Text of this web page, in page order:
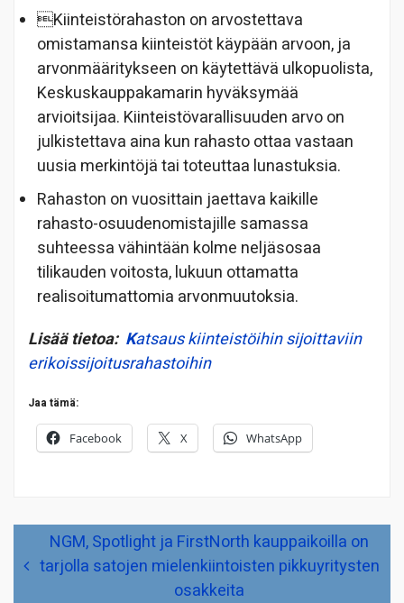
Kiinteistörahaston on arvostettava
omistamansa kiinteistöt käypään arvoon, ja
arvonmääritykseen on käytettävä ulkopuolista,
Keskuskauppakamarin hyväksymää
arvioitsijaa. Kiinteistövarallisuuden arvo on
julkistettava aina kun rahasto ottaa vastaan
uusia merkintöjä tai toteuttaa lunastuksia.
Rahaston on vuosittain jaettava kaikille
rahasto-osuudenomistajille samassa
suhteessa vähintään kolme neljäsosaa
tilikauden voitosta, lukuun ottamatta
realisoitumattomia arvonmuutoksia.
Lisää tietoa: Katsaus kiinteistöihin sijoittaviin
erikoissijoitusrahastoihin
Jaa tämä:
Facebook X WhatsApp
Artikkelien
selausNGM, Spotlight ja FirstNorth kauppaikoilla on
tarjolla satojen mielenkiintoisten pikkuyritysten
osakkeita